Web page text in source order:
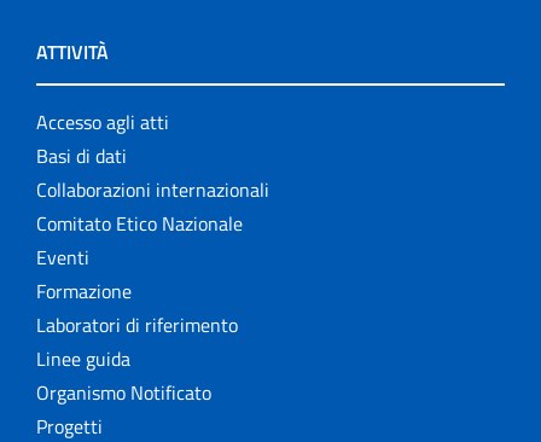
ATTIVITÀ
Accesso agli atti
Basi di dati
Collaborazioni internazionali
Comitato Etico Nazionale
Eventi
Formazione
Laboratori di riferimento
Linee guida
Organismo Notificato
Progetti